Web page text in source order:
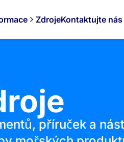
ZdrojeKontaktujte nás
příruček a